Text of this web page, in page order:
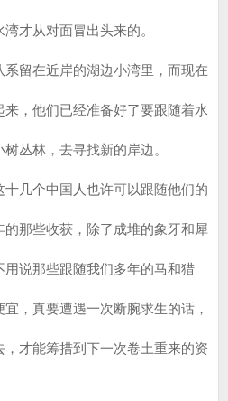
才从对面冒出头来的。
留在近岸的湖边小湾里，而现在
，他们已经准备好了要跟随着水
丛林，去寻找新的岸边。
几个中国人也许可以跟随他们的
那些收获，除了成堆的象牙和犀
说那些跟随我们多年的马和猎
，真要遭遇一次断腕求生的话，
才能筹措到下一次卷土重来的资